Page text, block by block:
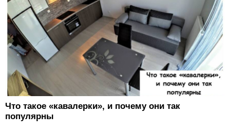
Что такое «кавалерки», и почему они так
популярны